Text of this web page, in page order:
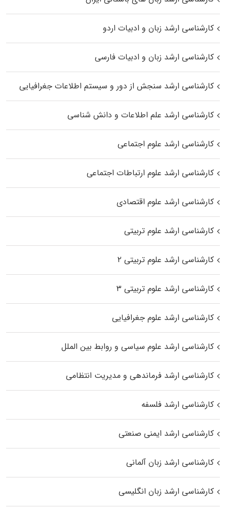
کارشناسی ارشد زبان و ادبیات اردو
کارشناسی ارشد زبان و ادبیات فارسی
کارشناسی ارشد سنجش از دور و سیستم اطلاعات جغرافیایی
کارشناسی ارشد علم اطلاعات و دانش شناسی
کارشناسی ارشد علوم اجتماعی
کارشناسی ارشد علوم ارتباطات اجتماعی
کارشناسی ارشد علوم اقتصادی
کارشناسی ارشد علوم تربیتی
کارشناسی ارشد علوم تربیتی ۲
کارشناسی ارشد علوم تربیتی ۳
کارشناسی ارشد علوم جغرافیایی
کارشناسی ارشد علوم سیاسی و روابط بین الملل
کارشناسی ارشد فرماندهی و مدیریت انتظامی
کارشناسی ارشد فلسفه
کارشناسی ارشد ایمنی صنعتی
کارشناسی ارشد زبان آلمانی
کارشناسی ارشد زبان انگلیسی